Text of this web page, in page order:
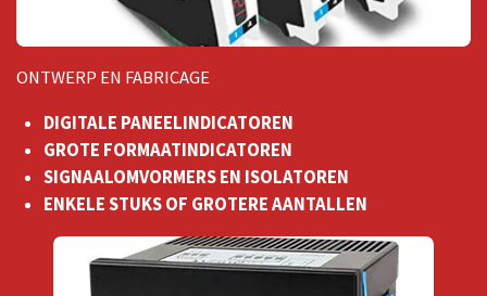
ONTWERP EN FABRICAGE
DIGITALE PANEELINDICATOREN
GROTE FORMAATINDICATOREN
SIGNAALOMVORMERS EN ISOLATOREN
ENKELE STUKS OF GROTERE AANTALLEN